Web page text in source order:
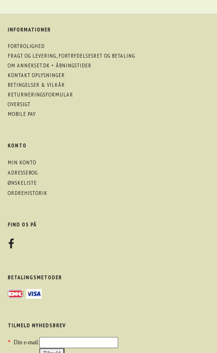
INFORMATIONER
FORTROLIGHED
FRAGT OG LEVERING, FORTRYDELSESRET OG BETALING
OM ANNEKSET.DK + ÅBNINGSTIDER
KONTAKT OPLYSNINGER
BETINGELSER & VILKÅR
RETURNERINGSFORMULAR
OVERSIGT
MOBILE PAY
KONTO
MIN KONTO
ADRESSEBOG
ØNSKELISTE
ORDREHISTORIK
FIND OS PÅ
BETALINGSMETODER
TILMELD NYHEDSBREV
* Din e-mail: